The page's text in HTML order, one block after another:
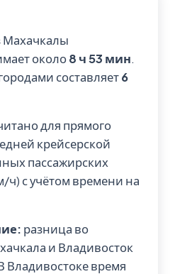
Махачкалы
около8 ч 53 мин.
составляет6
для прямого
крейсерской
пассажирских
ч) с учётом времени на
разница во
и Владивосток
Владивостоке время